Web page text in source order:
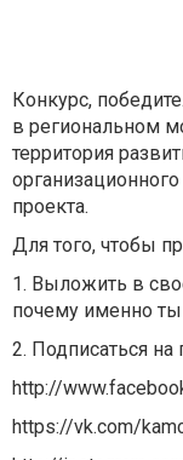
Конкурс,
в региональном
территория
проекта.
Для того, чтобы
1. Выложить в
почему именно ты
2. Подписаться
http://
https://vk.com/